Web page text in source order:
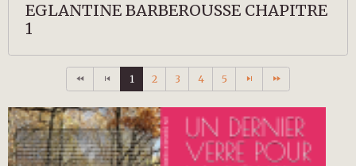
EGLANTINE BARBEROUSSE CHAPITRE
1
1 2 3 4 5